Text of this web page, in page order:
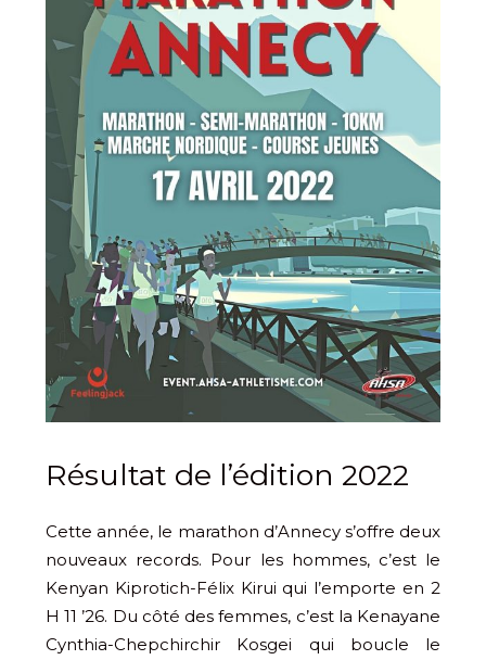
Résultat de l’édition 2022
Cette année, le marathon d’Annecy s’offre deux
nouveaux records. Pour les hommes, c’est le
Kenyan Kiprotich-Félix Kirui qui l’emporte en 2
H 11 ’26. Du côté des femmes, c’est la Kenayane
Cynthia-Chepchirchir Kosgei qui boucle le